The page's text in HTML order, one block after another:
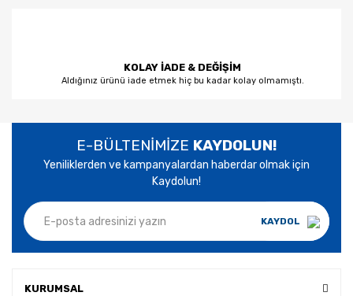
KOLAY İADE & DEĞİŞİM
Aldığınız ürünü iade etmek hiç bu kadar kolay olmamıştı.
E-BÜLTENİMİZE KAYDOLUN!
Yeniliklerden ve kampanyalardan haberdar olmak için
Kaydolun!
KAYDOL
KURUMSAL